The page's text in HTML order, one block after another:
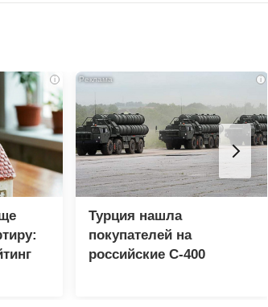
i i
Турция нашла
покупателей на
российские C-400